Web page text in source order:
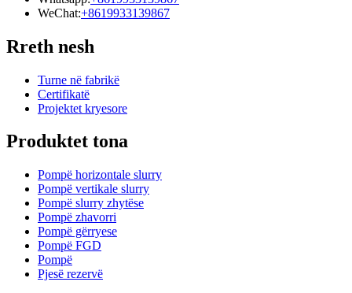
WeChat:+8619933139867
Rreth nesh
Turne në fabrikë
Certifikatë
Projektet kryesore
Produktet tona
Pompë horizontale slurry
Pompë vertikale slurry
Pompë slurry zhytëse
Pompë zhavorri
Pompë gërryese
Pompë FGD
Pompë
Pjesë rezervë